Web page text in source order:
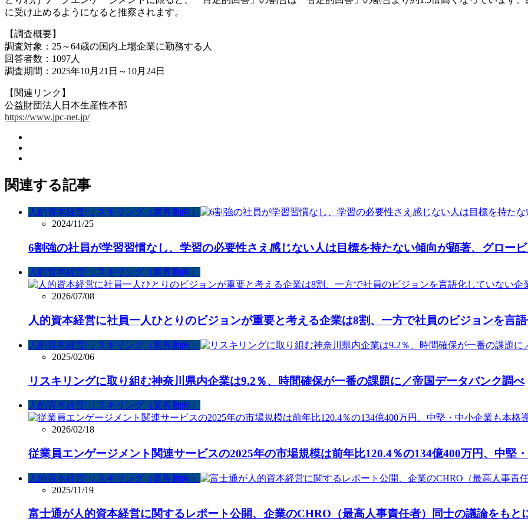
に受け止めるようになると推察されます。
【調査概要】
調査対象：25～64歳の国内上場企業に勤務する人
回答者数：1097人
調査期間：2025年10月21日～10月24日
【関連リンク】
公益財団法人日本生産性本部
https://www.jpc-net.jp/
関連する記事
人的資本経営/リスキリング（業界動向）
2024/11/25
6割強の社員が学習習慣なし、学習の必要性さえ感じない人は目標を持たない傾向が顕著、グロー
人的資本経営/リスキリング（業界動向）
2026/07/08
人的資本経営に社員一人ひとりのビジョンが重要と考える企業は8割、一方で社員のビジョンを言
人的資本経営/リスキリング（業界動向）
2025/02/06
リスキリングに取り組む神奈川県内企業は9.2％、時間確保が一番の課題に／帝国データバンク調べ
人的資本経営/リスキリング（業界動向）
2026/02/18
従業員エンゲージメント関連サービスの2025年の市場規模は前年比120.4％の134億400万円、中堅
人的資本経営/リスキリング（業界動向）
2025/11/19
富士通が人的資本経営に関するレポート公開、企業のCHRO（最高人事責任者）同士の議論をもと